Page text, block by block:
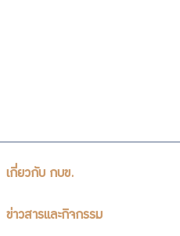
เกี่ยวกับ กบข.
ข่าวสารและกิจกรรม